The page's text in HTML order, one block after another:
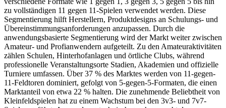
zu vollständigen 11 gegen 11-Spielen verwendet werden. Diese
Segmentierung hilft Herstellern, Produktdesigns an Schulungs- und
Übereinstimmungsanforderungen anzupassen. Durch die
anwendungsbasierte Segmentierung wird der Markt weiter zwischen
Amateur- und Profianwendern aufgeteilt. Zu den Amateuraktivitäten
zählen Schulen, Hinterhofanlagen und örtliche Clubs, während
professionelle Veranstaltungsorte Stadien, Akademien und offizielle
Turniere umfassen. Über 37 % des Marktes werden von 11-gegen-
11-Feldtoren dominiert, gefolgt von 5-gegen-5-Formaten, die einen
Marktanteil von etwa 22 % halten. Die zunehmende Beliebtheit von
Kleinfeldspielen hat zu einem Wachstum bei den 3v3- und 7v7-